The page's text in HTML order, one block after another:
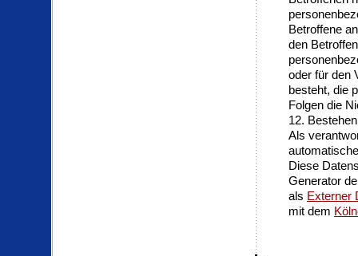
Betroffene
den
oder für den
besteht, die
Folgen die
12.
Als
Diese
Generator
als Externer
mit dem